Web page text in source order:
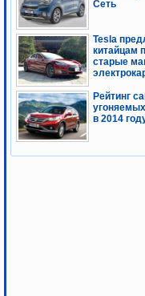
Сеть
Tesla
китайцам
старые
Рейтинг
в 2014